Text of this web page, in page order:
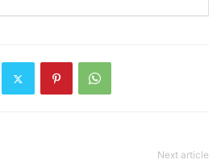
Next article